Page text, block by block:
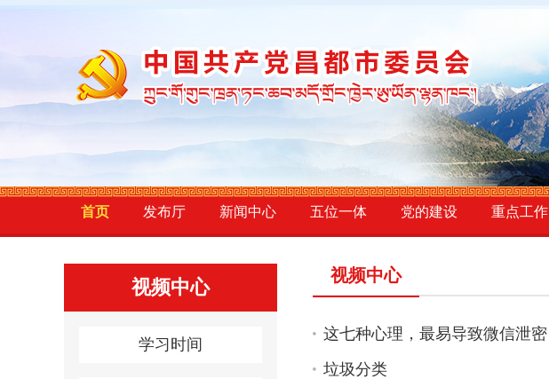
首页 发布厅 新闻中心 五位一体 党的建设 重点工作
视频中心
学习时间
视频中心
这七种心理，最易导致微信泄密
垃圾分类